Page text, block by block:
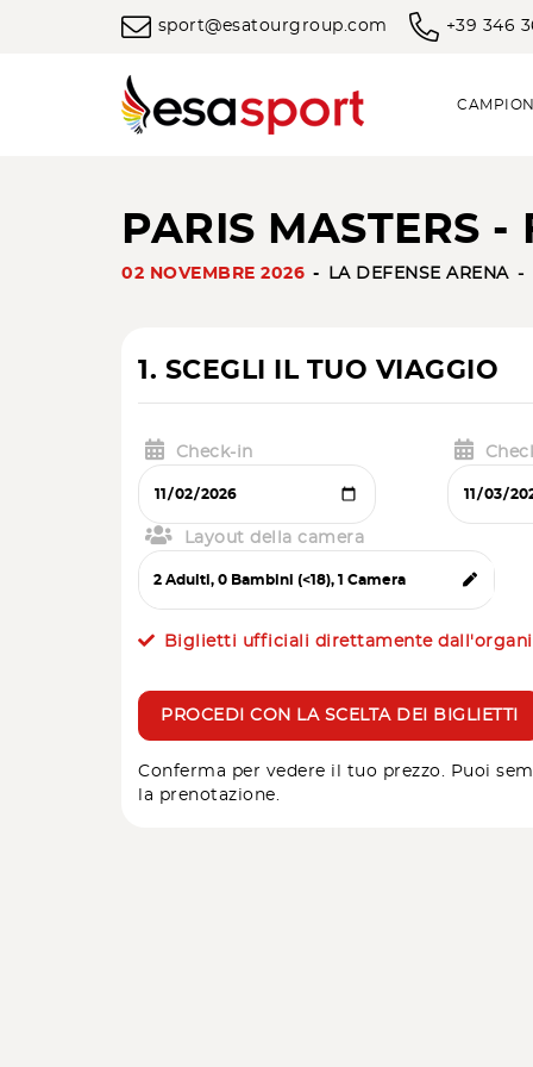
sport@esatourgroup.com +39 346
PARIS MASTERS
02 NOVEMBRE 2026 LA DEFENSE ARENA
1. SCEGLI IL TUO VIAGGIO
Check-in
Layout della camera
Biglietti ufficiali direttamente
PROCEDI CON LA SCELTA DEI BIGLIETTI
Conferma per vedere il tuo prezzo. Puoi
la prenotazione.